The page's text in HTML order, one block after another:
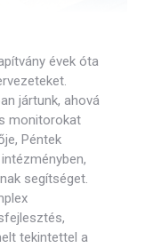
évek óta
jártunk, ahová
monitorokat
Péntek
segítséget.
tekintettel a